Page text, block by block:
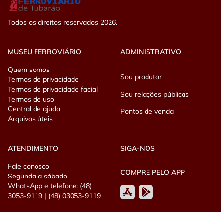
R$80,00 - de seis a onze anos;
R$145,00 - a partir de doze anos;
Crianças até cinco anos viajando no colo são cortesia.
>Inclui no pacote:
Visita ao acervo de locomotivas a vapor;
Bilhete (ida) no Trem Maria Fumaça;
Desembarque em Imbituba/Tempo livre para visita na cidade;
Visita na Exposição de carros antigos;
Retorno de trem para Tubarão ás 14h30;;
Todos os direitos reservados 2026.
MUSEU FERROVIÁRIO
Quem somos
Termos de privacidade
Termos de privacidade facial
Termos de uso
Central de ajuda
Arquivos úteis
ADMINISTRATIVO
Sou produtor
Sou relações públicas
Pontos de venda
ATENDIMENTO
Fale conosco
Segunda a sábado
WhatsApp e telefone: (48)
3053-9119 | (48) 03053-9119
SIGA-NOS
COMPRE PELO APP